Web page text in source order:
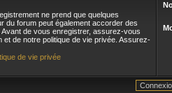
ne prend que quelques
du forum peut également accorder des
de vous enregistrer, assurez-vous
et de notre politique de vie privée. Assurez-
de vie privée